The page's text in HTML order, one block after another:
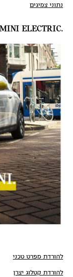
נתוני צמיגים
.MINI ELECTRIC
להורדת מפרט טכני
להורדת קטלוג יצרן